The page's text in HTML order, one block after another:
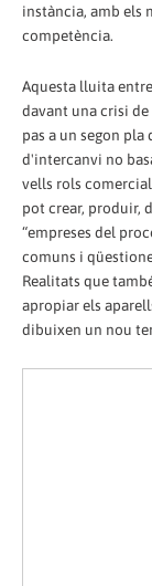
instància, amb els
competència.
Aquesta lluita
davant una crisi
pas a un segon
d'intercanvi no
vells rols
pot crear, produir,
“empreses del
comuns i
Realitats que
apropiar els
dibuixen un nou